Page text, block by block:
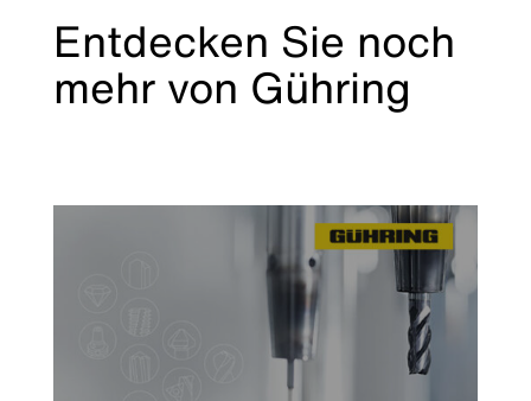
Entdecken Sie noch
mehr von Gühring